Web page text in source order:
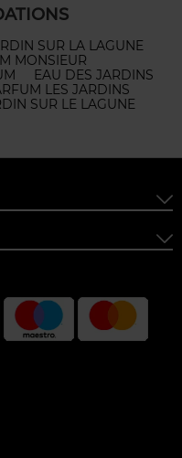
SUR LA LAGUNE
MONSIEUR
EAU DES JARDINS
LES JARDINS
SUR LE LAGUNE